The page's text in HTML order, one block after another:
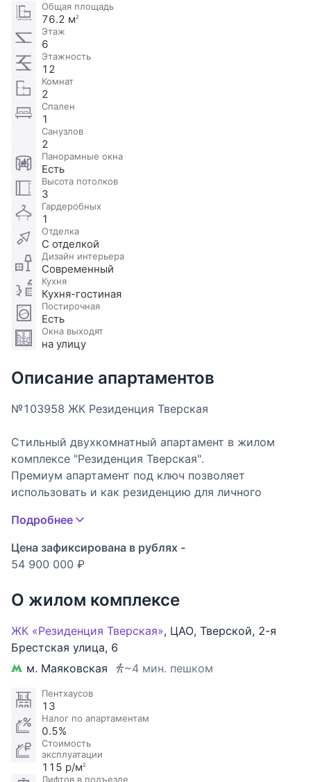
Общая площадь
76.2 м2
Этаж
6
Этажность
12
Комнат
2
Спален
1
Санузлов
2
Панорамные окна
Есть
Высота потолков
3
Гардеробных
1
Отделка
С отделкой
Дизайн интерьера
Современный
Кухня
Кухня-гостиная
Постирочная
Есть
Окна выходят
на улицу
Описание апартаментов
№103958 ЖК Резиденция Тверская
Стильный двухкомнатный апартамент в жилом
комплексе "Резиденция Тверская".
Премиум апартамент под ключ позволяет
использовать и как резиденцию для личного
инвестицию. Налог 0,5% от кадастровой
стоимости.
постирочной, гостевой санузел, кухня-гостиная,
мастер-спальня со своей ванной комнатой.
Внутреннее пространство выдержано в стиле
современной классики. В отделке использованы
натуральные материалы премиальных брендов.
Панорамные окна ориентированы в сторону 1-й
Брестской улицы.
В пешей доступности Белая площадь и
легендарные Патриаршие пруды, модные бары,
Подробнее
Цена зафиксирована в рублях -
54 900 000 ₽
О жилом комплексе
ЖК «Резиденция Тверская», ЦАО, Тверской, 2-я
Брестская улица, 6
м. Маяковская
~4 мин. пешком
Пентхаусов
13
Налог по апартаментам
0.5%
Стоимость
эксплуатации
115 р/м2
Лифтов в подъезде